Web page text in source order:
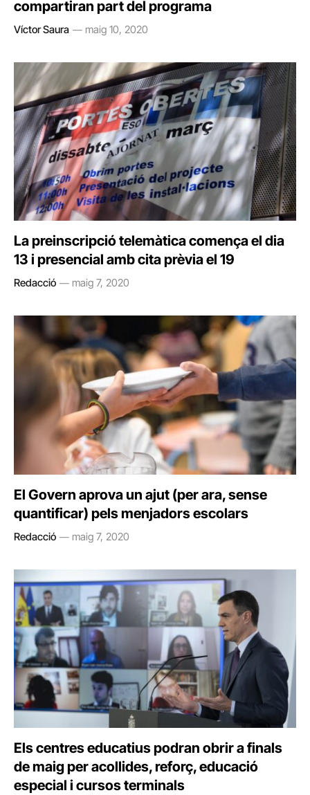
compartiran part del programa
Víctor Saura maig 10, 2020
La preinscripció telemàtica comença el dia
13 i presencial amb cita prèvia el 19
Redacció maig 7, 2020
El Govern aprova un ajut (per ara, sense
quantificar) pels menjadors escolars
Redacció maig 7, 2020
Els centres educatius podran obrir a finals
de maig per acollides, reforç, educació
especial i cursos terminals